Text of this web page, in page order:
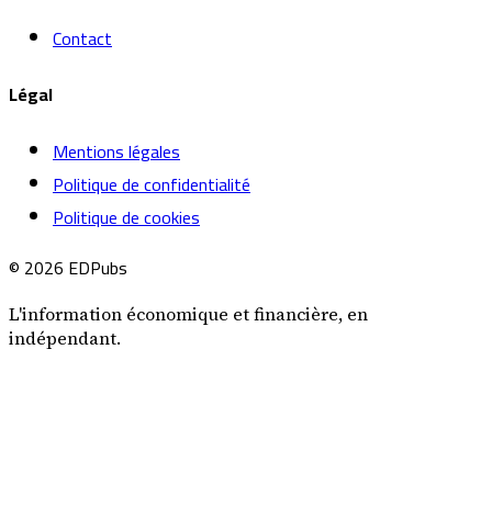
Contact
Légal
Mentions légales
Politique de confidentialité
Politique de cookies
© 2026 EDPubs
L'information économique et financière, en
indépendant.